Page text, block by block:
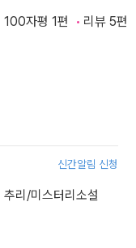
100자평 1편 리뷰 5편
신간알림 신청
추리/미스터리소설